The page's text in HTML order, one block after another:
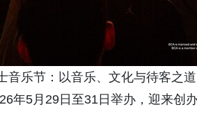
音乐节：以音乐、文化与待客之
年5月29日至31日举办，迎来创